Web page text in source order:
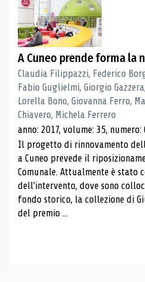
A Cuneo prende forma la
Claudia Filippazzi, Federico
Fabio Guglielmi, Giorgio
Lorella Bono, Giovanna Ferro,
Chiavero, Michela Ferrero
anno: 2017, volume: 35, numero:
Il progetto di rinnovamento
a Cuneo prevede il
Comunale. Attualmente è
dell'intervento, dove sono
fondo storico, la collezione di
del premio ...